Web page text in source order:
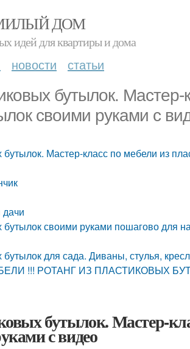
ДОМ
идей для квартиры и дома
новости статьи
бутылок. Мастер-
своими руками с
Мастер-класс по мебели из
бутылок своими руками пошагово для
для сада. Диваны, стулья,
!!! РОТАНГ ИЗ ПЛАСТИКОВЫХ
бутылок. Мастер-
с видео